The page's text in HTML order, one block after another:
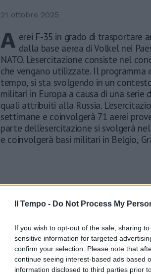
Il Tempo - Do Not Process My
If you wish to opt-out of the sale, sharing
sensitive information for targeted
confirm your selection. Please note that
continue seeing interest-based ads based
information disclosed to third parties prior
21 ottobre 2025
A erei F-35 in grado di trasportare
dalla base aerea di Volkel nei
NATO. L’esercitazione consiste nel
che vengano utilizzate. Il programma
tempo, si sta svolgendo in un
militari in Europa a causa di una serie
quali attribuiti alla Russia.
settimane e coinvolgerà 71 aerei
parte dell’esercitazione si svolgerà
e coinvolgerà basi militari in Belgio,